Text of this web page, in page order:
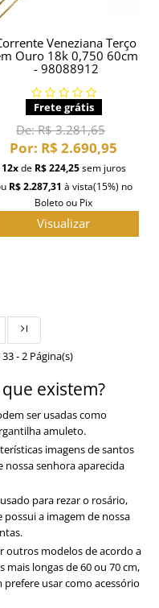
Veneziana Terço
Ouro 18k 0,750 60cm
- 98088912
Frete grátis
De:R$ 3.281,65
Por: R$ 2.690,95
12xde R$ 224,25sem juros
R$ 2.287,31 à vista(15%) no
Boleto ou Pix
Visualizar
- 2 Página(s)
existem?
ser usadas como
amuleto.
imagens de santos
senhora aparecida
para rezar o rosário,
a imagem de nossa
outros modelos de acordo a
mais longas de 60 ou 70 cm,
usar como acessório